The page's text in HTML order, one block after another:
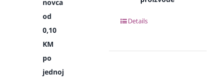
novca
od
0,10
KM
po
jednoj
Details